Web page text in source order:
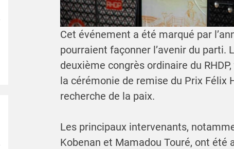
Cet événement a été marqué par
pourraient façonner l’avenir du parti.
deuxième congrès ordinaire du
la cérémonie de remise du Prix Félix
recherche de la paix.
Les principaux intervenants,
Kobenan et Mamadou Touré, ont été